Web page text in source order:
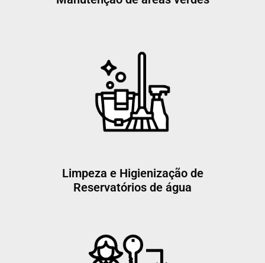
Limpeza e Higienização de
Reservatórios de água